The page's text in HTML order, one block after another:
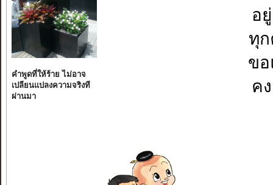
คำพูดที่ให้ร้าย ไม่อาจ
เปลียนแปลงความจริงที
ผ่านมา
อ
ทุ
ขอ
ค